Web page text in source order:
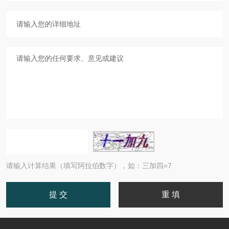
请输入计算结果（填写阿拉伯数字），如：三加四=7